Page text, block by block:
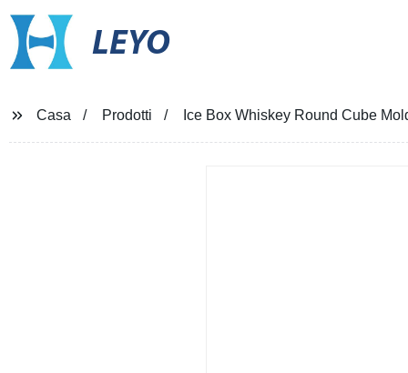
LEYO
Casa Prodotti Ice Box Whiskey Round Cube